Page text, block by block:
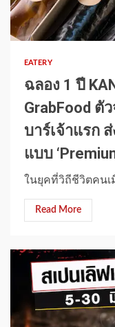
1 min read
EATERY
ฉลอง 1 ปี
GrabFood ตั
บาร์เจ้าแรก
แบบ
ในยุคที่วิถีชีวิตคนเ
Read More